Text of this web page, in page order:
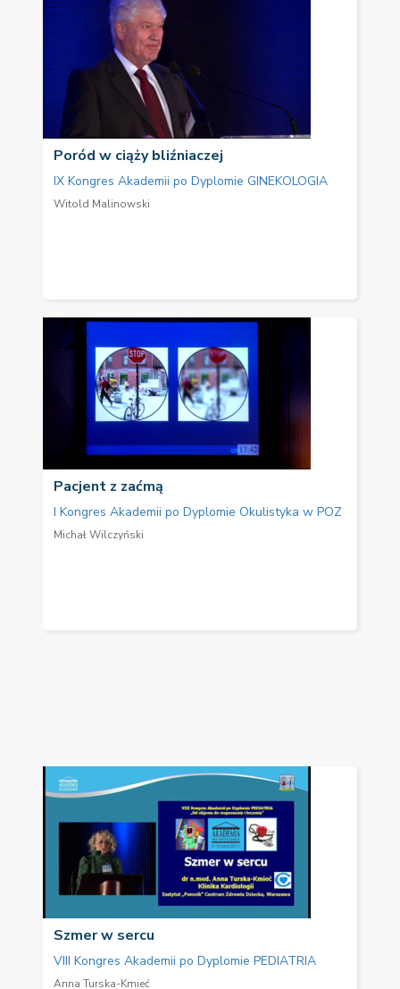
Poród w ciąży bliźniaczej
IX Kongres Akademii po Dyplomie GINEKOLOGIA
Witold Malinowski
Pacjent z zaćmą
I Kongres Akademii po Dyplomie Okulistyka w POZ
Michał Wilczyński
Szmer w sercu
VIII Kongres Akademii po Dyplomie PEDIATRIA
Anna Turska-Kmieć